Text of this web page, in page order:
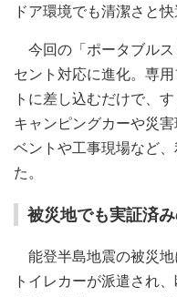
ドア環境でも清潔さと
今回の「ポータブル
セント対応に進化。専
トに差し込むだけで、
キャンピングカーや災
ベントや工事現場など
た。
被災地でも実証済
能登半島地震の被災地
トイレカーが派遣され